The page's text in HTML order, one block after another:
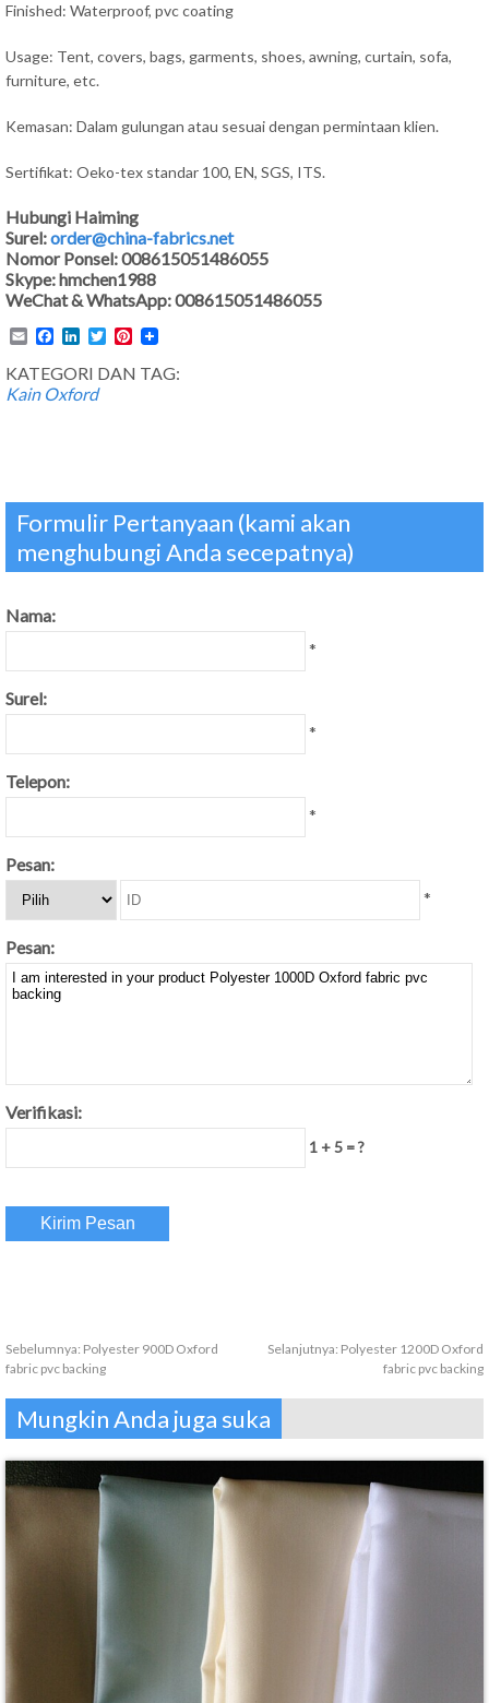
Finished: Waterproof, pvc coating
Usage: Tent, covers, bags, garments, shoes, awning, curtain, sofa,
furniture, etc.
Kemasan: Dalam gulungan atau sesuai dengan permintaan klien.
Sertifikat: Oeko-tex standar 100, EN, SGS, ITS.
Hubungi Haiming
Surel:order@china-fabrics.net
Nomor Ponsel: 008615051486055
Skype: hmchen1988
WeChat & WhatsApp: 008615051486055
EmailFacebook
LinkedIn
TwitterPinterest
KATEGORI DAN TAG:
Kain Oxford
Formulir Pertanyaan (kami akan
menghubungi Anda secepatnya)
Nama:
*
Surel:
*
Telepon:
*
Pesan:
*
Pesan:
Verifikasi:
1 + 5 = ?
Sebelumnya: Polyester 900D Oxford
fabric pvc backing
Selanjutnya: Polyester 1200D Oxford
fabric pvc backing
Mungkin Anda juga suka